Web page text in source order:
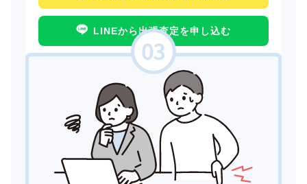
LINEから出張査定を申し込む